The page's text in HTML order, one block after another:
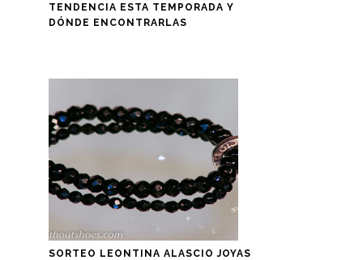
TENDENCIA ESTA TEMPORADA Y
DÓNDE ENCONTRARLAS
SORTEO LEONTINA ALASCIO JOYAS